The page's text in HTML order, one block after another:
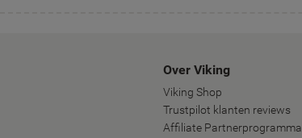
Over Viking
Viking Shop
Trustpilot klanten reviews
Affiliate Partnerprogramma